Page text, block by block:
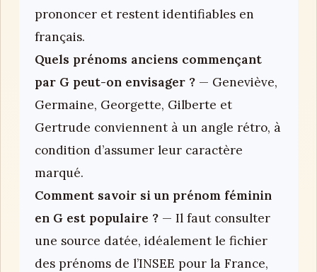
prononcer et restent identifiables en
français.
Quels prénoms anciens commençant
par G peut-on envisager ? — Geneviève,
Germaine, Georgette, Gilberte et
Gertrude conviennent à un angle rétro, à
condition d’assumer leur caractère
marqué.
Comment savoir si un prénom féminin
en G est populaire ? — Il faut consulter
une source datée, idéalement le fichier
des prénoms de l’INSEE pour la France,